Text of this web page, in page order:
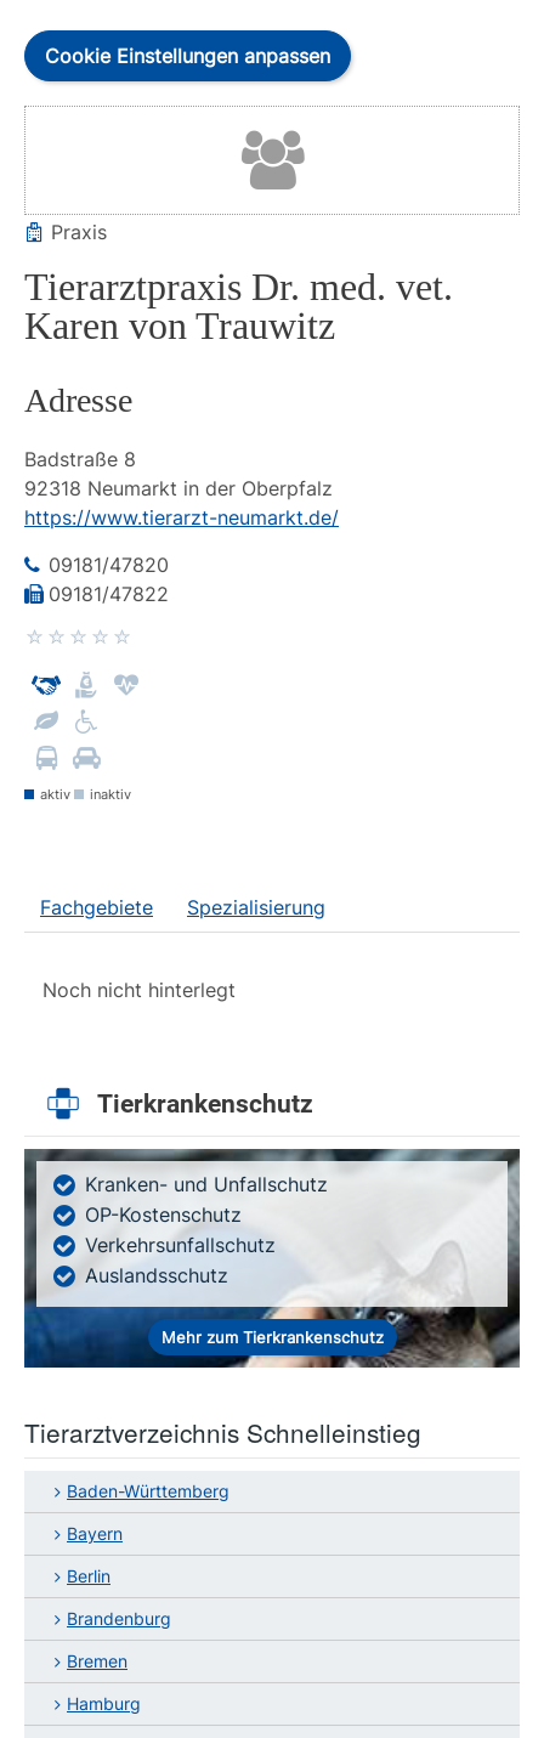
Cookie Einstellungen anpassen
Praxis
Tierarztpraxis Dr. med. vet.
Karen von Trauwitz
Adresse
Badstraße 8
92318 Neumarkt in der Oberpfalz
https://www.tierarzt-neumarkt.de/
09181/47820
09181/47822
aktiv inaktiv
Fachgebiete Spezialisierung
Noch nicht hinterlegt
Tierkrankenschutz
Kranken- und Unfallschutz
OP-Kostenschutz
Verkehrsunfallschutz
Auslandsschutz
Mehr zum Tierkrankenschutz
Tierarztverzeichnis Schnelleinstieg
Baden-Württemberg
Bayern
Berlin
Brandenburg
Bremen
Hamburg